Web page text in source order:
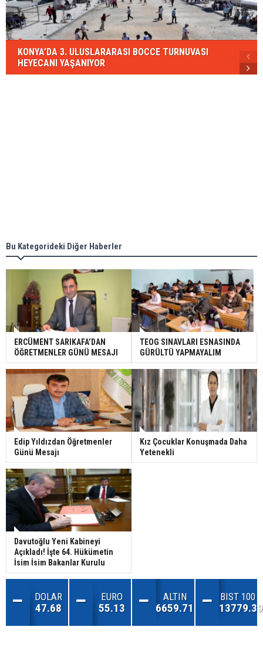
KONYA’DA 3. ULUSLARARASI BOCCE TURNUVASI
HEYECANI YAŞANIYOR
Bu Kategorideki Diğer Haberler
ERCÜMENT SARIKAFA’DAN
ÖĞRETMENLER GÜNÜ MESAJI
TEOG SINAVLARI ESNASINDA
GÜRÜLTÜ YAPMAYALIM
Edip Yıldızdan Öğretmenler
Günü Mesajı
Kız Çocuklar Konuşmada Daha
Yetenekli
Davutoğlu Yeni Kabineyi
Açıkladı! İşte 64. Hükümetin
İsim İsim Bakanlar Kurulu
DOLAR
47.68
EURO
55.13
ALTIN
6659.71
BIST 100
13779.39